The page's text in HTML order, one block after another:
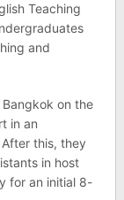
Teaching
and
on the
in an
this, they
in host
for an initial 8-